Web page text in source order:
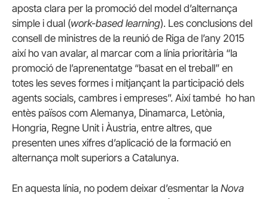
aposta clara per la promoció del model d’alternança
simple i dual (work-based learning). Les conclusions del
consell de ministres de la reunió de Riga de l’any 2015
així ho van avalar, al marcar com a línia prioritària “la
promoció de l’aprenentatge “basat en el treball” en
totes les seves formes i mitjançant la participació dels
agents socials, cambres i empreses”. Així també ho han
entès països com Alemanya, Dinamarca, Letònia,
Hongria, Regne Unit i Àustria, entre altres, que
presenten unes xifres d’aplicació de la formació en
alternança molt superiors a Catalunya.
En aquesta línia, no podem deixar d’esmentar la Nova